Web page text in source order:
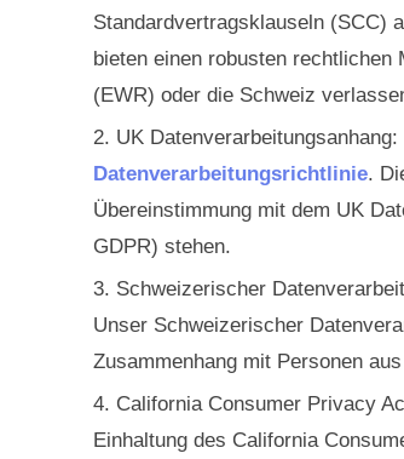
Standardvertragsklauseln (SCC)
bieten einen robusten
(EWR) oder die Schweiz
UK
Datenverarbeitungsrichtlinie.
Übereinstimmung mit dem UK
GDPR) stehen.
Schweizerischer
Unser Schweizerischer
Zusammenhang mit Personen
California Consumer Privacy
Einhaltung des California